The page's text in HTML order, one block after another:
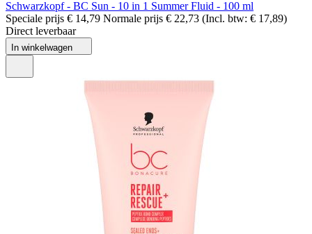
Schwarzkopf - BC Sun - 10 in 1 Summer Fluid - 100 ml
Speciale prijs € 14,79 Normale prijs € 22,73 (Incl. btw: € 17,89)
Direct leverbaar
In winkelwagen